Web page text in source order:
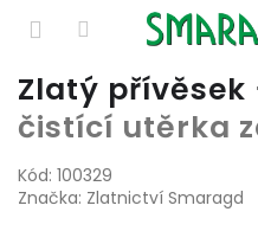
Přejít
na
obsah
Zlatý přívěsek
čistící utěrka
Kód: 100329
Značka: Zlatnictví Smaragd